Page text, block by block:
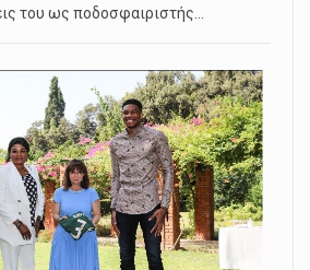
του ως ποδοσφαιριστής…